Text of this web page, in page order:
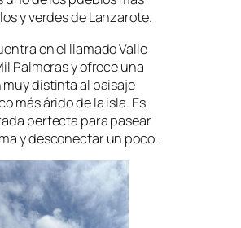
y verdes de Lanzarote.
en el llamado Valle
Palmeras y ofrece una
muy distinta al paisaje
más árido de la isla. Es
perfecta para pasear
y desconectar un poco.